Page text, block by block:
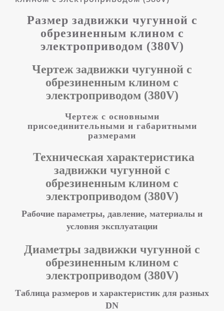
Размер задвижки чугунной с
обрезиненным клином с
электроприводом (380V)
Чертеж задвижки чугунной с
обрезиненным клином с
электроприводом (380V)
Чертеж с основными
присоединительными и габаритными
размерами
Техническая характеристика
задвижки чугунной с
обрезиненным клином с
электроприводом (380V)
Рабочие параметры, давление, материалы и
условия эксплуатации
Диаметры задвижки чугунной с
обрезиненным клином с
электроприводом (380V)
Таблица размеров и характеристик для разных
DN